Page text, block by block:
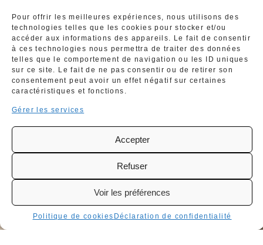
Pour offrir les meilleures expériences, nous utilisons des
technologies telles que les cookies pour stocker et/ou
accéder aux informations des appareils. Le fait de consentir
à ces technologies nous permettra de traiter des données
telles que le comportement de navigation ou les ID uniques
sur ce site. Le fait de ne pas consentir ou de retirer son
consentement peut avoir un effet négatif sur certaines
caractéristiques et fonctions.
Gérer les services
Accepter
Refuser
Voir les préférences
Politique de cookies Déclaration de confidentialité
Nos horaires
d’ouverture
Fermé
Mardi au Jeudi :
12h – 13h30 et 19h – 22h
Dimanche :
Fermé